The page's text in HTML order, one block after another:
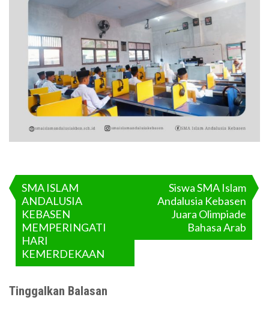
posSMA ISLAM
ANDALUSIA
KEBASEN
MEMPERINGATI
HARI
KEMERDEKAAN
Siswa SMA Islam
Andalusia Kebasen
Juara Olimpiade
Bahasa Arab
Tinggalkan Balasan